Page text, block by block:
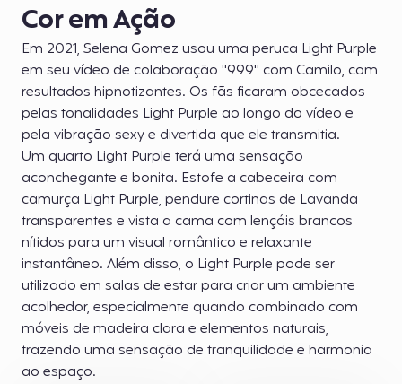
Cor em Ação
Em 2021, Selena Gomez usou uma peruca Light Purple
em seu vídeo de colaboração "999" com Camilo, com
resultados hipnotizantes. Os fãs ficaram obcecados
pelas tonalidades Light Purple ao longo do vídeo e
pela vibração sexy e divertida que ele transmitia.
Um quarto Light Purple terá uma sensação
aconchegante e bonita. Estofe a cabeceira com
camurça Light Purple, pendure cortinas de Lavanda
transparentes e vista a cama com lençóis brancos
nítidos para um visual romântico e relaxante
instantâneo. Além disso, o Light Purple pode ser
utilizado em salas de estar para criar um ambiente
acolhedor, especialmente quando combinado com
móveis de madeira clara e elementos naturais,
trazendo uma sensação de tranquilidade e harmonia
ao espaço.